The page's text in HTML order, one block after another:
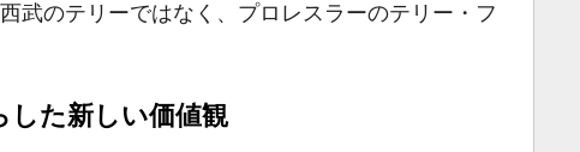
武のテリーではなく、プロレスラーのテリー・フ
した新しい価値観